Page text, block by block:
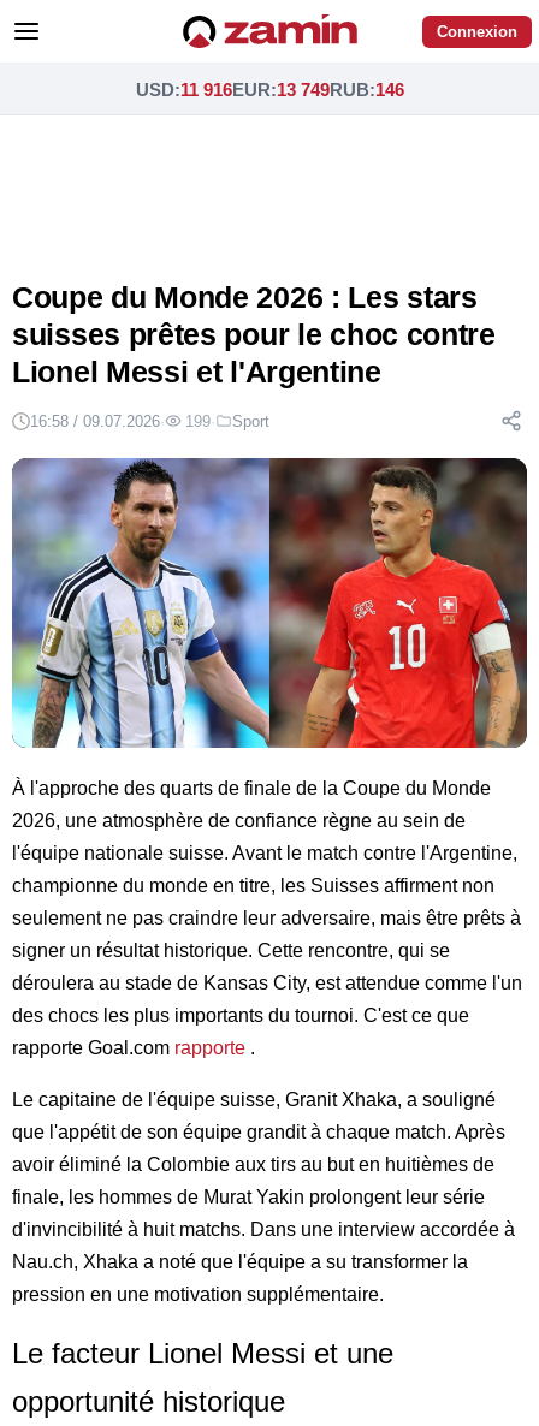
Connexion
USD:11 916EUR:13 749RUB:146
Coupe du Monde 2026 : Les stars
suisses prêtes pour le choc contre
Lionel Messi et l'Argentine
16:58 / 09.07.2026· 199· Sport
À l'approche des quarts de finale de la Coupe du Monde
2026, une atmosphère de confiance règne au sein de
l'équipe nationale suisse. Avant le match contre l'Argentine,
championne du monde en titre, les Suisses affirment non
seulement ne pas craindre leur adversaire, mais être prêts à
signer un résultat historique. Cette rencontre, qui se
déroulera au stade de Kansas City, est attendue comme l'un
des chocs les plus importants du tournoi. C'est ce que
rapporte Goal.com rapporte .
Le capitaine de l'équipe suisse, Granit Xhaka, a souligné
que l'appétit de son équipe grandit à chaque match. Après
avoir éliminé la Colombie aux tirs au but en huitièmes de
finale, les hommes de Murat Yakin prolongent leur série
d'invincibilité à huit matchs. Dans une interview accordée à
Nau.ch, Xhaka a noté que l'équipe a su transformer la
pression en une motivation supplémentaire.
Le facteur Lionel Messi et une
opportunité historique